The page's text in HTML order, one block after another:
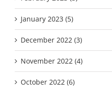
January 2023 (5)
December 2022 (3)
November 2022 (4)
October 2022 (6)